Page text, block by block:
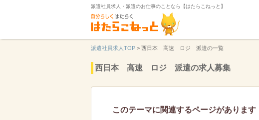
派遣社員求人・派遣のお仕事のことなら【はたらこねっと】
派遣社員求人TOP > 西日本 高速 ロジ 派遣の一覧
西日本 高速 ロジ 派遣の求人募集
このテーマに関連するページがあります